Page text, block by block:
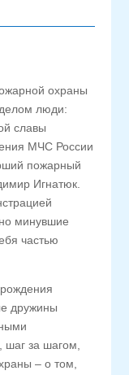
охраны
люди:
славы
МЧС России
пожарный
Игнатюк.
минувшие
частью
дружины
шаг за шагом,
– о том,